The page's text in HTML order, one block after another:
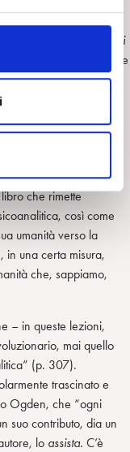
tempo, vuole
di un metodo e di
da Freud, efficace
la poesia, il sociale.
ci dice Rossi
culturali del XX
a lui dedicato, perché
del vero ricercatore,
che si racconta nei
che rimette
così come
umanità verso la
in una certa misura,
che, sappiamo,
– in queste lezioni,
mai quello
(p. 307).
trascinato e
Ogden, che “ogni
suo contributo, dia un
lo assista. C’è